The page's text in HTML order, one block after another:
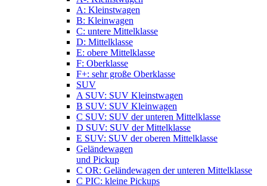
A: Kleinstwagen
B: Kleinwagen
C: untere Mittelklasse
D: Mittelklasse
E: obere Mittelklasse
F: Oberklasse
F+: sehr große Oberklasse
SUV
A SUV: SUV Kleinstwagen
B SUV: SUV Kleinwagen
C SUV: SUV der unteren Mittelklasse
D SUV: SUV der Mittelklasse
E SUV: SUV der oberen Mittelklasse
Geländewagen
und Pickup
C OR: Geländewagen der unteren Mittelklasse
C PIC: kleine Pickups